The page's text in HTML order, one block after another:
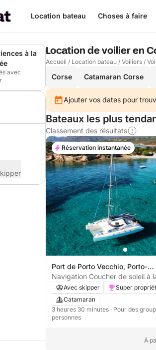
Location bateau Choses à faire
à la
avec
Location de voilier en
Accueil / Location bateau / Voiliers /
Corse Catamaran Corse
Ajouter vos dates pour
Bateaux les plus
Classement des résultats
Port de Porto Vecchio, Porto-
Vecchio, France
Navigation Coucher de soleil à
catamaran
Avec skipper
Super
Catamaran
3 heures 30 minutes · Pour des
personnes
À
Réservation instantanée